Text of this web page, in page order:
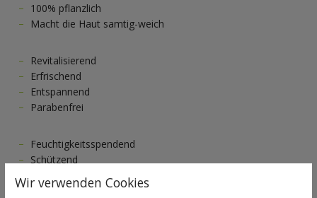
100% pflanzlich
Macht die Haut samtig-weich
Revitalisierend
Erfrischend
Entspannend
Parabenfrei
Feuchtigkeitsspendend
Schützend
Seifenfrei
Wir verwenden Cookies